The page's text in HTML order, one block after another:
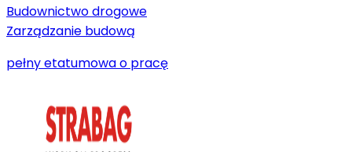
Budownictwo drogowe
Zarządzanie budową
pełny etatumowa o pracę